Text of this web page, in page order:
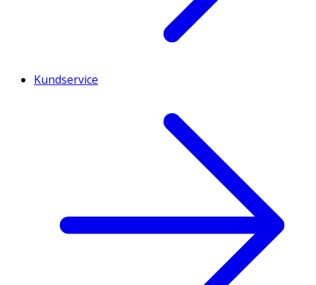
Kundservice